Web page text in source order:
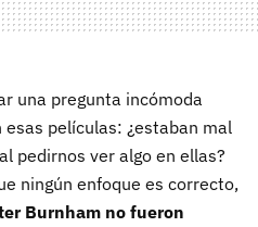
una pregunta incómoda
películas: ¿estaban mal
pedirnos ver algo en ellas?
ningún enfoque es correcto,
Burnham no fueron